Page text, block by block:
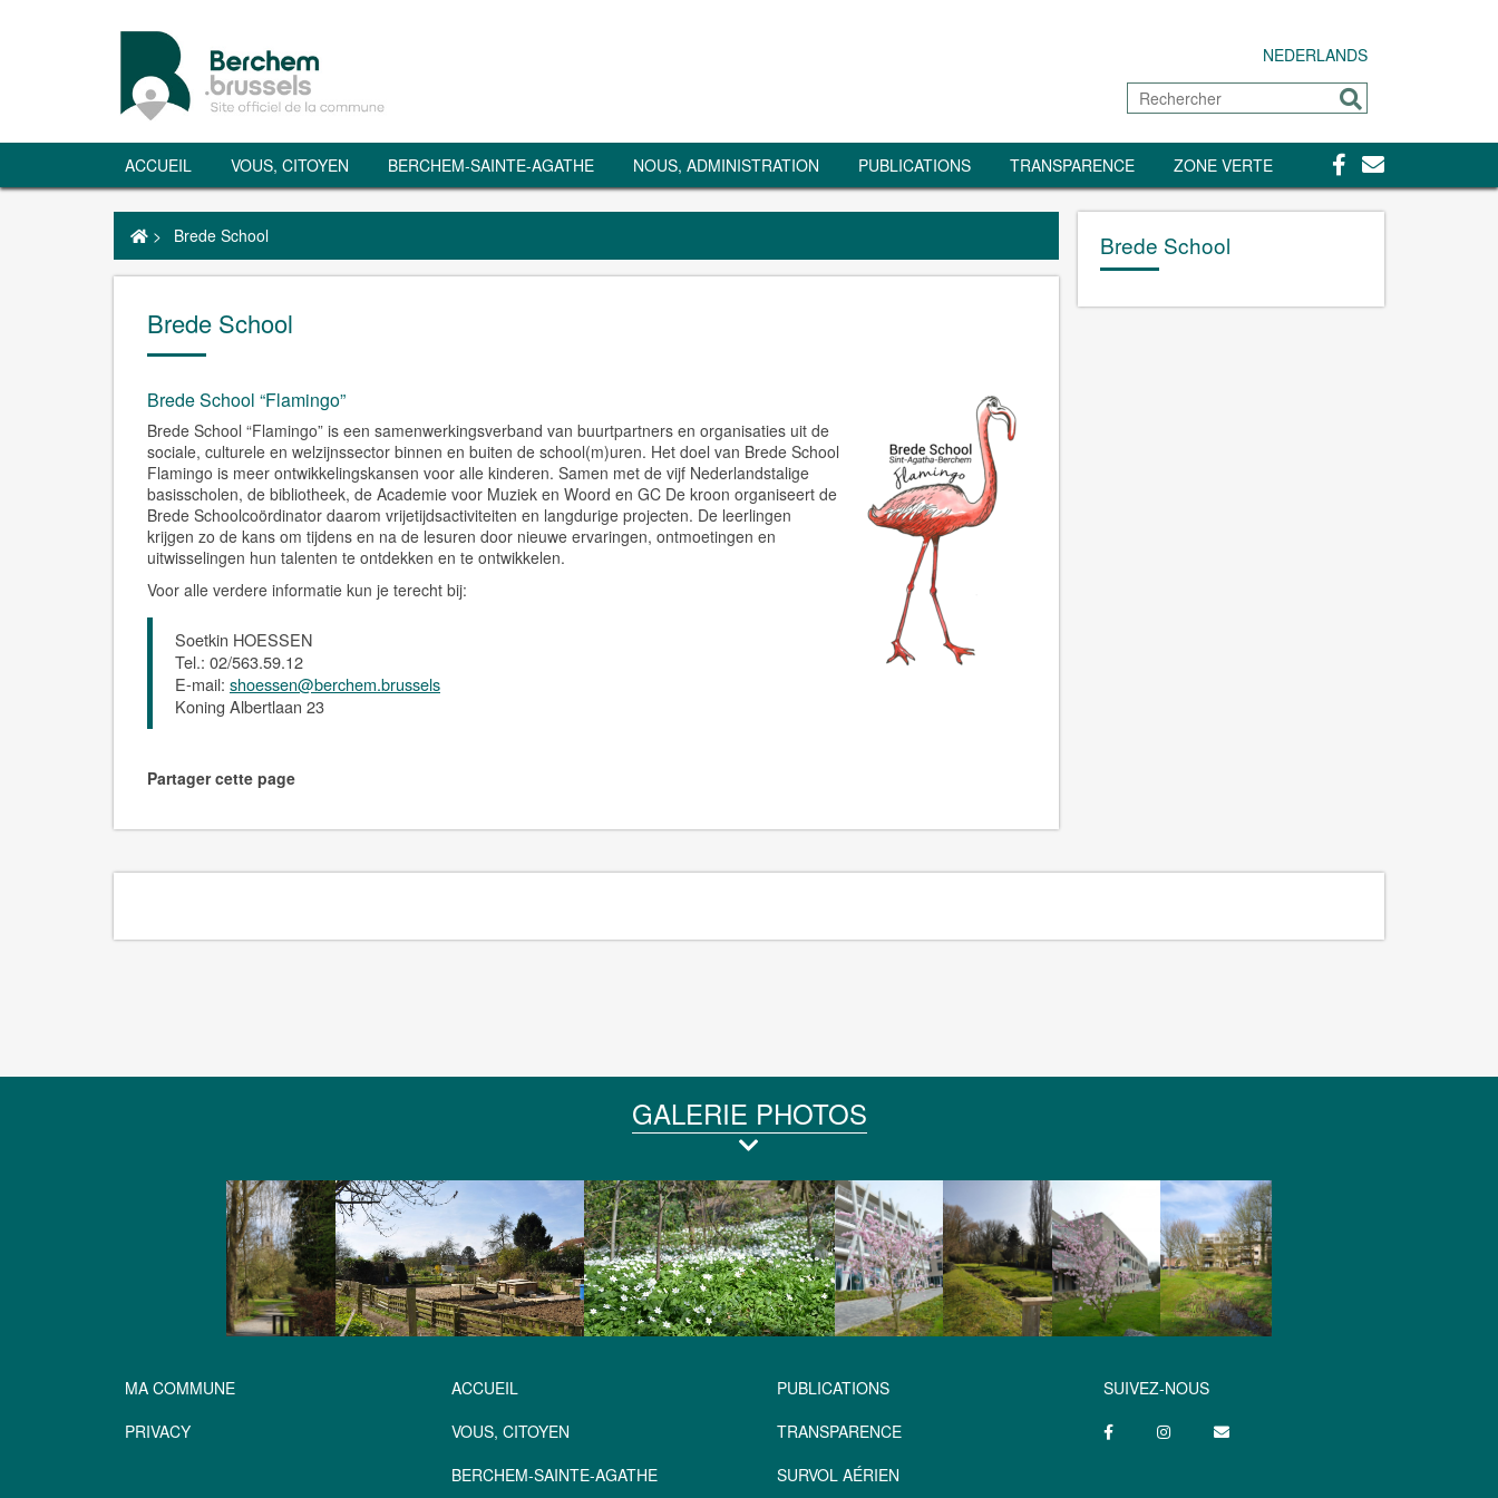
NEDERLANDS
Rechercher
Envoyer
ACCUEIL VOUS, CITOYEN BERCHEM-SAINTE-AGATHE NOUS, ADMINISTRATION PUBLICATIONS TRANSPARENCE ZONE VERTE Facebook
Contact
> Brede School
Brede School
Brede School “Flamingo”
Brede School “Flamingo” is een samenwerkingsverband van buurtpartners en organisaties uit de
sociale, culturele en welzijnssector binnen en buiten de school(m)uren. Het doel van Brede School
Flamingo is meer ontwikkelingskansen voor alle kinderen. Samen met de vijf Nederlandstalige
basisscholen, de bibliotheek, de Academie voor Muziek en Woord en GC De kroon organiseert de
Brede Schoolcoördinator daarom vrijetijdsactiviteiten en langdurige projecten. De leerlingen
krijgen zo de kans om tijdens en na de lesuren door nieuwe ervaringen, ontmoetingen en
uitwisselingen hun talenten te ontdekken en te ontwikkelen.
Voor alle verdere informatie kun je terecht bij:
Soetkin HOESSEN
Tel.: 02/563.59.12
E-mail: shoessen@berchem.brussels
Koning Albertlaan 23
Partager cette page
Brede School
GALERIE PHOTOS
MA COMMUNE
PRIVACY
ACCUEIL
VOUS, CITOYEN
BERCHEM-SAINTE-AGATHE
PUBLICATIONS
TRANSPARENCE
SURVOL AÉRIEN
SUIVEZ-NOUS